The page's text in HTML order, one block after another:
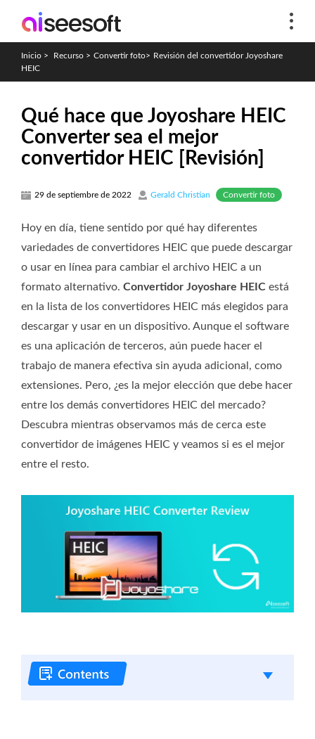
Inicio > Recurso > Convertir foto> Revisión del convertidor Joyoshare
HEIC
Qué hace que Joyoshare HEIC
Converter sea el mejor
convertidor HEIC [Revisión]
29 de septiembre de 2022 Gerald Christian Convertir foto
Hoy en día, tiene sentido por qué hay diferentes
variedades de convertidores HEIC que puede descargar
o usar en línea para cambiar el archivo HEIC a un
formato alternativo. Convertidor Joyoshare HEIC está
en la lista de los convertidores HEIC más elegidos para
descargar y usar en un dispositivo. Aunque el software
es una aplicación de terceros, aún puede hacer el
trabajo de manera efectiva sin ayuda adicional, como
extensiones. Pero, ¿es la mejor elección que debe hacer
entre los demás convertidores HEIC del mercado?
Descubra mientras observamos más de cerca este
convertidor de imágenes HEIC y veamos si es el mejor
entre el resto.